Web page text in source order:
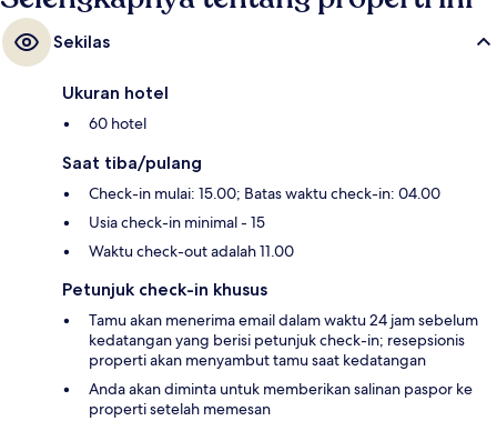
Sekilas
Ukuran hotel
60 hotel
Saat tiba/pulang
Check-in mulai: 15.00; Batas waktu check-in: 04.00
Usia check-in minimal - 15
Waktu check-out adalah 11.00
Petunjuk check-in khusus
Tamu akan menerima email dalam waktu 24 jam sebelum
kedatangan yang berisi petunjuk check-in; resepsionis
properti akan menyambut tamu saat kedatangan
Anda akan diminta untuk memberikan salinan paspor ke
properti setelah memesan